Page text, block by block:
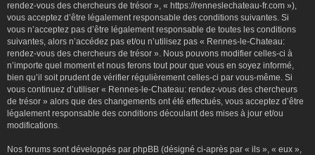
rendez-vous des chercheurs de trésor », « https://renneslechateau-fr.com »),
vous acceptez d’être légalement responsable des conditions suivantes. Si
vous n’acceptez pas d’être légalement responsable de toutes les conditions
suivantes, alors n’accédez pas et/ou n’utilisez pas « Rennes-le-Chateau:
rendez-vous des chercheurs de trésor ». Nous pouvons modifier celles-ci à
n’importe quel moment et nous ferons tout pour que vous en soyez informé,
bien qu’il soit prudent de vérifier régulièrement celles-ci par vous-même. Si
vous continuez d’utiliser « Rennes-le-Chateau: rendez-vous des chercheurs
de trésor » alors que des changements ont été effectués, vous acceptez d’être
légalement responsable des conditions découlant des mises à jour et/ou
modifications.
Nos forums sont développés par phpBB (désigné ci-après par « ils », « eux »,